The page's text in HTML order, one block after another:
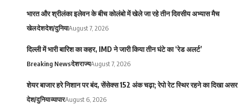
भारत और श्रीलंका इलेवन के बीच कोलंबो में खेले जा रहे तीन दिवसीय अभ्यास मैच
खेलदेशदेश/दुनियाAugust 7, 2026
दिल्ली में भारी बारिश का कहर, IMD ने जारी किया तीन घंटे का ‘रेड अलर्ट’
Breaking Newsदेशराज्यAugust 7, 2026
शेयर बाजार हरे निशान पर बंद, सेंसेक्स 152 अंक चढ़ा; रेपो रेट स्थिर रहने का दिखा असर
देश/दुनियाव्यापारAugust 6, 2026